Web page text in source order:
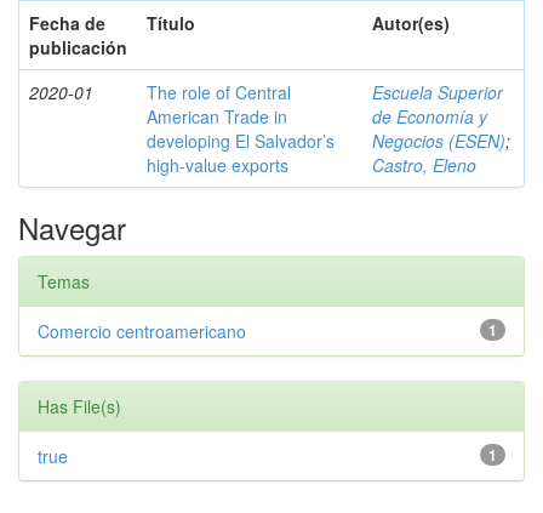
Fecha de
publicación
Título Autor(es)
2020-01
The role of Central
American Trade in
developing El Salvador’s
high-value exports
Escuela Superior
de Economía y
Negocios (ESEN);
Castro, Eleno
Navegar
Temas
1
Comercio centroamericano
Has File(s)
1
true